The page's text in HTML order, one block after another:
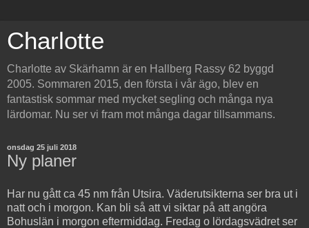
Charlotte
Charlotte av Skärhamn är en Hallberg Rassy 62 byggd
2005. Sommaren 2015, den första i vår ägo, blev en
fantastisk sommar med mycket segling och många nya
lärdomar. Nu ser vi fram mot många dagar tillsammans.
onsdag 25 juli 2018
Ny planer
Har nu gått ca 45 nm från Utsira. Väderutsikterna ser bra ut i
natt och i morgon. Kan bli så att vi siktar på att angöra
Bohuslän i morgon eftermiddag. Fredag o lördagsvädret ser